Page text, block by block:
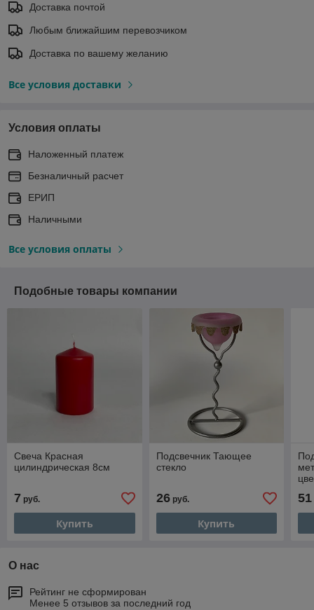
Доставка почтой
Любым ближайшим перевозчиком
Доставка по вашему желанию
Все условия доставки
Условия оплаты
Наложенный платеж
Безналичный расчет
ЕРИП
Наличными
Все условия оплаты
Подобные товары компании
Свеча Красная
цилиндрическая 8см
7 руб.
Купить
Подсвечник Тающее
стекло
26руб.
Купить
51
О нас
Рейтинг не сформирован
Менее 5 отзывов за последний год